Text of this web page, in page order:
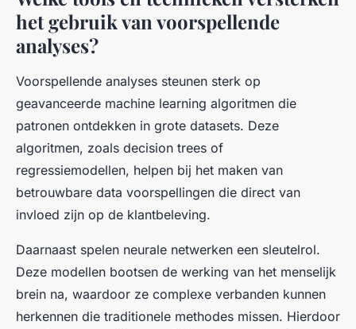
het gebruik van voorspellende
analyses?
Voorspellende analyses steunen sterk op
geavanceerde machine learning algoritmen die
patronen ontdekken in grote datasets. Deze
algoritmen, zoals decision trees of
regressiemodellen, helpen bij het maken van
betrouwbare data voorspellingen die direct van
invloed zijn op de klantbeleving.
Daarnaast spelen neurale netwerken een sleutelrol.
Deze modellen bootsen de werking van het menselijk
brein na, waardoor ze complexe verbanden kunnen
herkennen die traditionele methodes missen. Hierdoor